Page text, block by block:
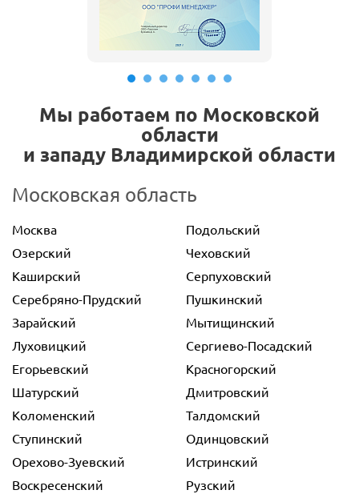
Мы работаем по Московской
области
и западу Владимирской области
Московская область
Москва
Озерский
Каширский
Серебряно-Прудский
Зарайский
Луховицкий
Егорьевский
Шатурский
Коломенский
Ступинский
Орехово-Зуевский
Воскресенский
Подольский
Чеховский
Серпуховский
Пушкинский
Мытищинский
Сергиево-Посадский
Красногорский
Дмитровский
Талдомский
Одинцовский
Истринский
Рузский